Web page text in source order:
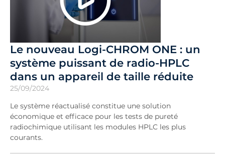
Le nouveau Logi-CHROM ONE : un
système puissant de radio-HPLC
dans un appareil de taille réduite
25/09/2024
Le système réactualisé constitue une solution
économique et efficace pour les tests de pureté
radiochimique utilisant les modules HPLC les plus
courants.